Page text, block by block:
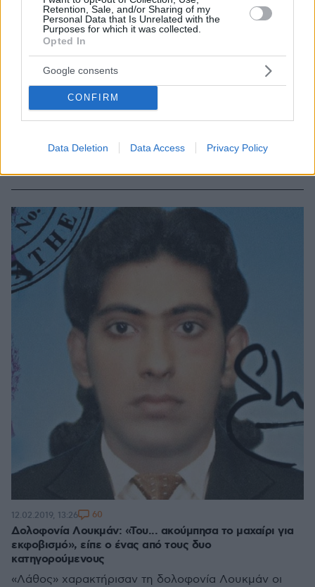
Retention, Sale, and/or Sharing of my
Personal Data that Is Unrelated with the
Purposes for which it was collected.
Opted In
Google consents
CONFIRM
Data Deletion Data Access Privacy Policy
Ένταση στη δίκη για τη δολοφονία Λουκμάν:
Αντιεξουσιαστές εισέβαλαν στο Εφετείο και πέταξαν
τρικάκια
Στο χώρο υπήρχαν ισχυρές αστυνομικές δυνάμεις οι
οποίες απώθησαν τους αντιεξουσιαστές, που στη
17.04.2019, 12:49 129
Δολοφονία Λουκμάν: «Του... ακούμπησα το μαχαίρι για
εκφοβισμό», είπε ο ένας από τους δυο
κατηγορούμενους
«Λάθος» χαρακτήρισαν τη δολοφονία Λουκμάν οι
12.02.2019, 13:26 60